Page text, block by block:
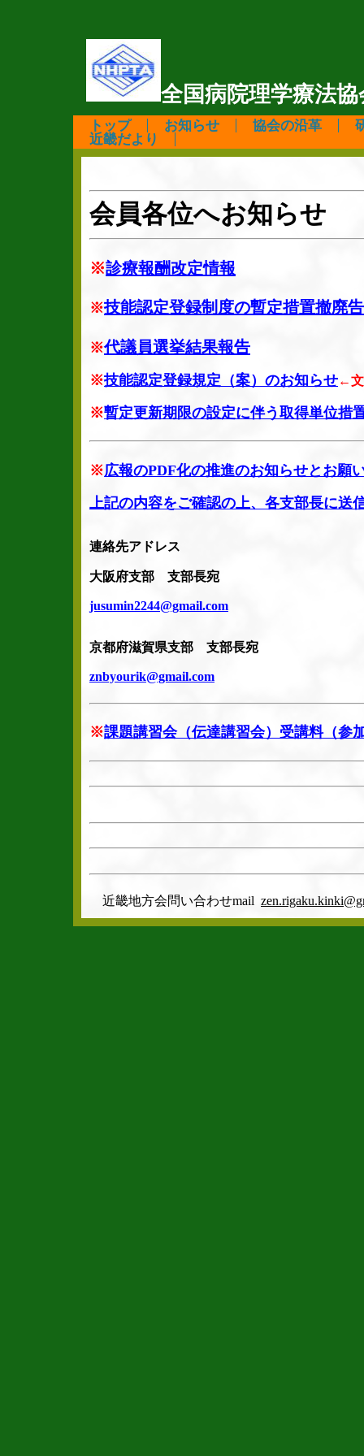
全国病院理学療法
トップ お知らせ 協会の沿革
近畿だより
会員各位へお知らせ
※診療報酬改定情報
※技能認定登録制度の暫定措置撤廃
※代議員選挙結果報告
※技能認定登録規定（案）のお知らせ←文
※暫定更新期限の設定に伴う取得単位措
※広報のPDF化の推進のお知らせとお願
上記の内容をご確認の上、各支部長に送
連絡先アドレス
大阪府支部 支部長宛
jusumin2244@gmail.com
京都府滋賀県支部 支部長宛
znbyourik@gmail.com
※課題講習会（伝達講習会）受講料（参
近畿地方会問い合わせmail